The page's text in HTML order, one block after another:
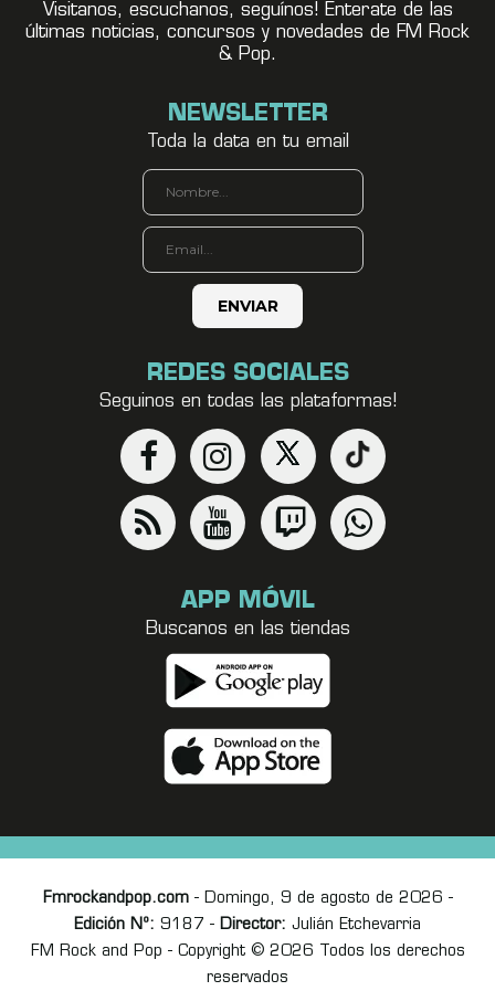
Visitanos, escuchanos, seguínos! Enterate de las
últimas noticias, concursos y novedades de FM Rock
& Pop.
NEWSLETTER
Toda la data en tu email
REDES SOCIALES
Seguinos en todas las plataformas!
APP MÓVIL
Buscanos en las tiendas
Fmrockandpop.com- Domingo, 9 de agosto de 2026 -
Edición Nº: 9187 - Director: Julián Etchevarria
FM Rock and Pop - Copyright © 2026 Todos los derechos
reservados